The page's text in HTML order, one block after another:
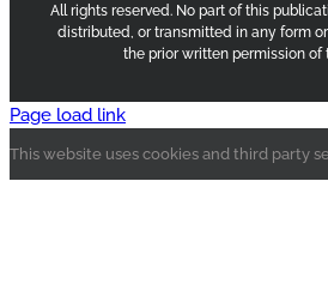
All rights reserved. No part of this
distributed, or transmitted in any form
the prior written permission of
Page load link
This website uses cookies and third party